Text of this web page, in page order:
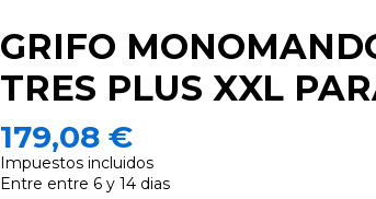
GRIFO
TRES PLUS XXL
179,08 €
Impuestos incluidos
Entre entre 6 y 14 dias